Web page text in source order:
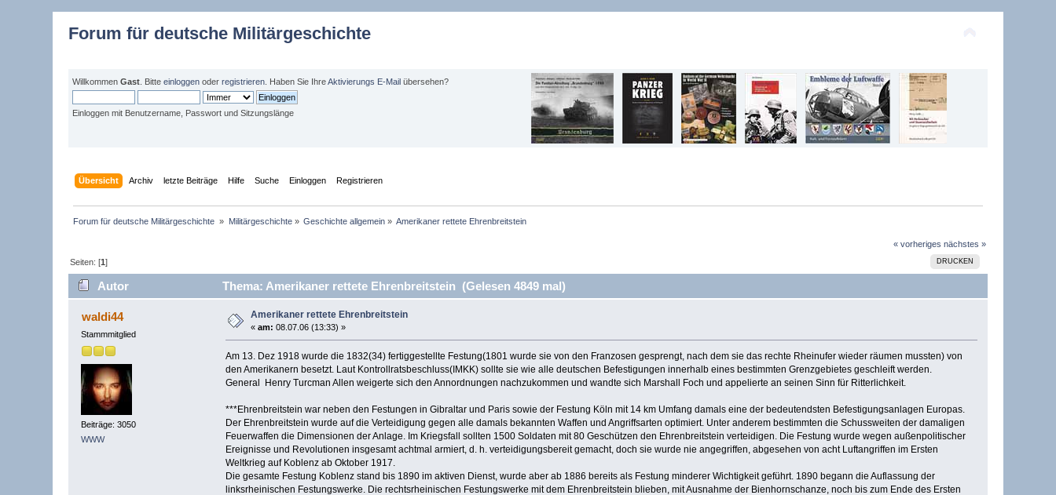
Forum für deutsche Militärgeschichte
WillkommenGast . Bitteeinloggen oderregistrieren . Haben Sie IhreAktivierungs E-Mail übersehen?
Einloggen mit Benutzername, Passwort und Sitzungslänge
Übersicht Archiv letzte Beiträge Hilfe Suche Einloggen Registrieren
Forum für deutsche Militärgeschichte » Militärgeschichte» Geschichte allgemein » Amerikaner rettete Ehrenbreitstein
« vorheriges nächstes »
DRUCKEN
Seiten: [1]
Autor Thema: Amerikaner rettete Ehrenbreitstein (Gelesen 4849 mal)
waldi44
Stammmitglied
Beiträge: 3050
WWW
Amerikaner rettete Ehrenbreitstein
«am: 08.07.06 (13:33) »
Am 13. Dez 1918 wurde die 1832(34) fertiggestellte Festung(1801 wurde sie von den Franzosen gesprengt, nach dem sie das rechte Rheinufer wieder räumen mussten) von
den Amerikanern besetzt. Laut Kontrollratsbeschluss(IMKK) sollte sie wie alle deutschen Befestigungen innerhalb eines bestimmten Grenzgebietes geschleift werden.
General Henry Turcman Allen weigerte sich den Annordnungen nachzukommen und wandte sich Marshall Foch und appelierte an seinen Sinn für Ritterlichkeit.
***Ehrenbreitstein war neben den Festungen in Gibraltar und Paris sowie der Festung Köln mit 14 km Umfang damals eine der bedeutendsten Befestigungsanlagen Europas.
Der Ehrenbreitstein wurde auf die Verteidigung gegen alle damals bekannten Waffen und Angriffsarten optimiert. Unter anderem bestimmten die Schussweiten der damaligen
Feuerwaffen die Dimensionen der Anlage. Im Kriegsfall sollten 1500 Soldaten mit 80 Geschützen den Ehrenbreitstein verteidigen. Die Festung wurde wegen außenpolitischer
Ereignisse und Revolutionen insgesamt achtmal armiert, d. h. verteidigungsbereit gemacht, doch sie wurde nie angegriffen, abgesehen von acht Luftangriffen im Ersten
Weltkrieg auf Koblenz ab Oktober 1917.
Die gesamte Festung Koblenz stand bis 1890 im aktiven Dienst, wurde aber ab 1886 bereits als Festung minderer Wichtigkeit geführt. 1890 begann die Auflassung der
linksrheinischen Festungswerke. Die rechtsrheinischen Festungswerke mit dem Ehrenbreitstein blieben, mit Ausnahme der Bienhornschanze, noch bis zum Ende des Ersten